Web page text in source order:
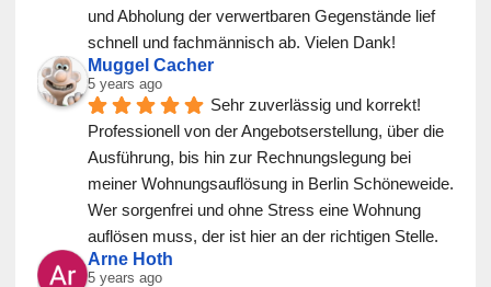
und Abholung der verwertbaren Gegenstände lief
schnell und fachmännisch ab. Vielen Dank!
Muggel Cacher
5 years ago
Sehr zuverlässig und korrekt!
Professionell von der Angebotserstellung, über die
Ausführung, bis hin zur Rechnungslegung bei
meiner Wohnungsauflösung in Berlin Schöneweide.
Wer sorgenfrei und ohne Stress eine Wohnung
auflösen muss, der ist hier an der richtigen Stelle.
Arne Hoth
5 years ago